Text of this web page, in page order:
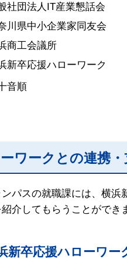
社団法人IT産業懇話会
川県中小企業家同友会
商工会議所
新卒応援ハローワーク
音順
ワークとの連携・
パスの就職課には、横浜
介してもらうことができ
新卒応援ハローワー